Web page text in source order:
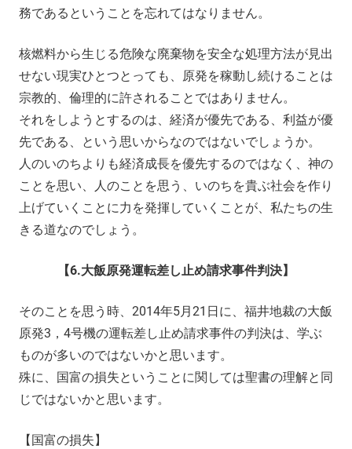
務であるということを忘れてはなりません。
核燃料から生じる危険な廃棄物を安全な処理方法が見出
せない現実ひとつとっても、原発を稼動し続けることは
宗教的、倫理的に許されることではありません。
それをしようとするのは、経済が優先である、利益が優
先である、という思いからなのではないでしょうか。
人のいのちよりも経済成長を優先するのではなく、神の
ことを思い、人のことを思う、いのちを貴ぶ社会を作り
上げていくことに力を発揮していくことが、私たちの生
きる道なのでしょう。
【6.大飯原発運転差し止め請求事件判決】
そのことを思う時、2014年5月21日に、福井地裁の大飯
原発3，4号機の運転差し止め請求事件の判決は、学ぶ
ものが多いのではないかと思います。
殊に、国富の損失ということに関しては聖書の理解と同
じではないかと思います。
【国富の損失】